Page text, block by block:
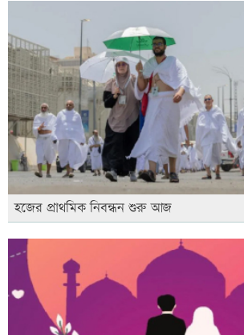
হজের প্রাথমিক নিবন্ধন শুরু আজ